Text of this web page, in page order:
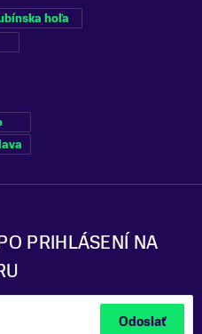
PRIHLÁSENÍ NA
Odoslať
hoľa